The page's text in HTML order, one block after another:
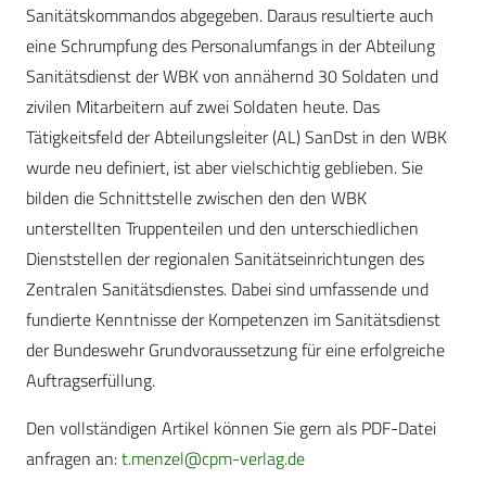
Sanitätskommandos abgegeben. Daraus resultierte auch
eine Schrumpfung des Personalumfangs in der Abteilung
Sanitätsdienst der WBK von annähernd 30 Soldaten und
zivilen Mitarbeitern auf zwei Soldaten heute. Das
Tätigkeitsfeld der Abteilungsleiter (AL) SanDst in den WBK
wurde neu definiert, ist aber vielschichtig geblieben. Sie
bilden die Schnittstelle zwischen den den WBK
unterstellten Truppenteilen und den unterschiedlichen
Dienststellen der regionalen Sanitätseinrichtungen des
Zentralen Sanitätsdienstes. Dabei sind umfassende und
fundierte Kenntnisse der Kompetenzen im Sanitätsdienst
der Bundeswehr Grundvoraussetzung für eine erfolgreiche
Auftragserfüllung.
Den vollständigen Artikel können Sie gern als PDF-Datei
anfragen an:t.menzel@cpm-verlag.de